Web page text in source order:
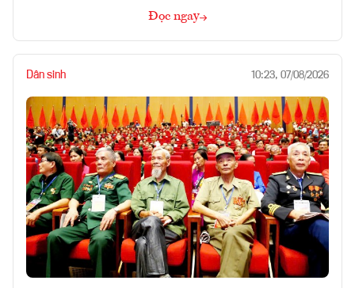
Đọc ngay
Dân sinh 10:23, 07/08/2026